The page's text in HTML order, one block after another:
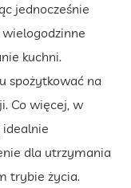
jednocześnie
kuchni.
spożytkować na
Co więcej, w
idealnie
dla utrzymania
trybie życia.